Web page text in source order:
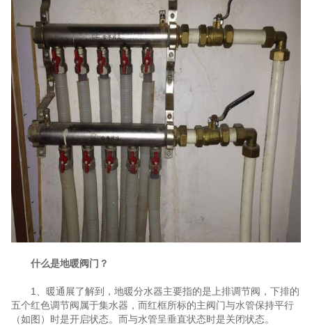
什么是地暖阀门？
1、暖通展了解到，地暖分水器主要指的是上排调节阀，下排的
五个红色调节阀属于集水器，而红框所标的主阀门与水管保持平行
（如图）时是开启状态。而与水管呈垂直状态时是关闭状态。